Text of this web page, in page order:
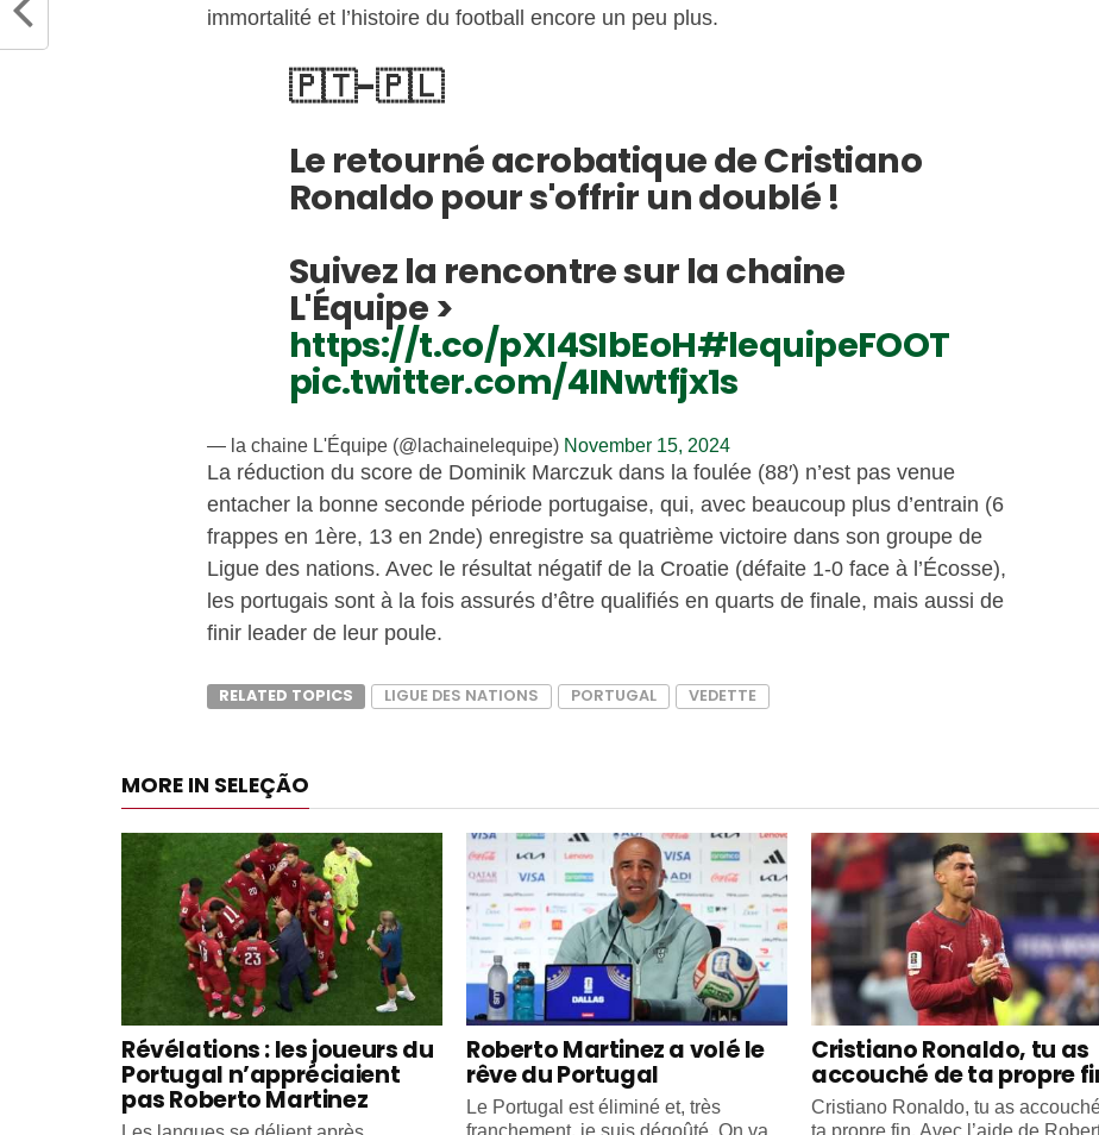
immortalité et l’histoire du football encore un peu plus.
🇵🇹-🇵🇱
Le retourné acrobatique de Cristiano
Ronaldo pour s'offrir un doublé !
Suivez la rencontre sur la chaine
L'Équipe >
https://t.co/pXI4SIbEoH#lequipeFOOT
pic.twitter.com/4INwtfjx1s
— la chaine L'Équipe (@lachainelequipe) November 15, 2024
La réduction du score de Dominik Marczuk dans la foulée (88′) n’est pas venue
entacher la bonne seconde période portugaise, qui, avec beaucoup plus d’entrain (6
frappes en 1ère, 13 en 2nde) enregistre sa quatrième victoire dans son groupe de
Ligue des nations. Avec le résultat négatif de la Croatie (défaite 1-0 face à l’Écosse),
les portugais sont à la fois assurés d’être qualifiés en quarts de finale, mais aussi de
finir leader de leur poule.
RELATED TOPICS LIGUE DES NATIONS PORTUGAL VEDETTE
MORE IN SELEÇÃO
Révélations : les joueurs du
Portugal n’appréciaient
pas Roberto Martinez
Roberto Martinez a volé le
rêve du Portugal
Le Portugal est éliminé et, très
franchement, je suis dégoûté. On va
Cristiano Ronaldo, tu as
accouché de ta propre
Cristiano Ronaldo, tu as
ta propre fin. Avec l’aide de